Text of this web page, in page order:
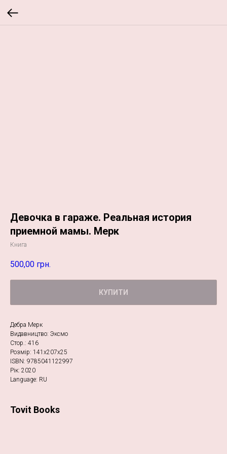
Девочка в гараже. Реальная история
приемной мамы. Мерк
Книга
500,00 грн.
КУПИТИ
Дебра Мерк
Видавництво: Эксмо
Стор.: 416
Розмір: 141х207х25
ISBN: 9785041122997
Рік: 2020
Language: RU
Tovit Books